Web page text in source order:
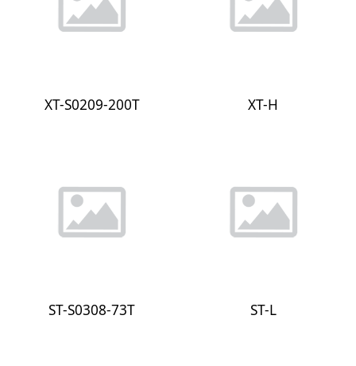
XT-S0209-200T XT-H
ST-S0308-73T ST-L